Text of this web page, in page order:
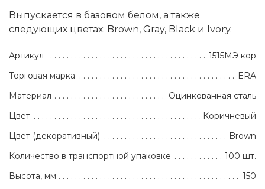
Выпускается в базовом белом, а также
следующих цветах: Brown, Gray, Black и Ivory.
Артикул
1515МЭ кор
Торговая марка
ERA
Материал
Оцинкованная сталь
Цвет
Коричневый
Цвет (декоративный)
Brown
Количество в транспортной упаковке
100 шт.
Высота, мм
150